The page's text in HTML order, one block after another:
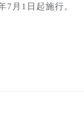
7月1日起施行。